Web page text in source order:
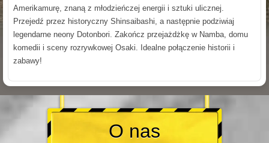
Amerikamurę, znaną z młodzieńczej energii i sztuki ulicznej.
Przejedź przez historyczny Shinsaibashi, a następnie podziwiaj
legendarne neony Dotonbori. Zakończ przejażdżkę w Namba, domu
komedii i sceny rozrywkowej Osaki. Idealne połączenie historii i
zabawy!
O nas